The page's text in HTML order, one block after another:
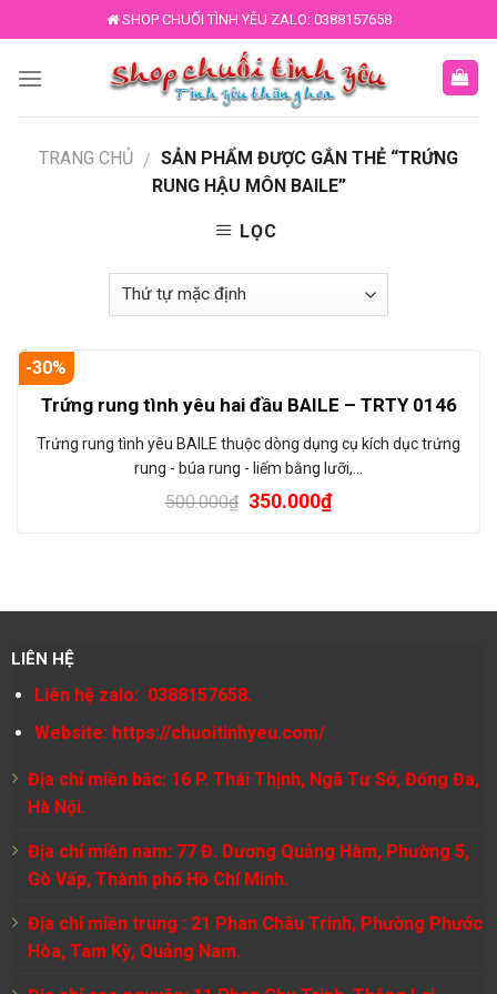
to
content
SHOP CHUỐI TÌNH YÊU ZALO: 0388157658
TRANG CHỦ / SẢN PHẨM ĐƯỢC GẮN THẺ “TRỨNG
RUNG HẬU MÔN BAILE”
LỌC
-30%
Trứng rung tình yêu hai đầu BAILE – TRTY 0146
Trứng rung tình yêu BAILE thuộc dòng dụng cụ kích dục trứng
rung - búa rung - liếm bằng lưỡi,…
500.000₫ 350.000₫
LIÊN HỆ
Liên hệ zalo: 0388157658.
Website: https://chuoitinhyeu.com/
Địa chỉ miền bắc: 16 P. Thái Thịnh, Ngã Tư Sở, Đống Đa,
Hà Nội.
Địa chỉ miền nam: 77 Đ. Dương Quảng Hàm, Phường 5,
Gò Vấp, Thành phố Hồ Chí Minh.
Địa chỉ miền trung : 21 Phan Châu Trinh, Phường Phước
Hòa, Tam Kỳ, Quảng Nam.